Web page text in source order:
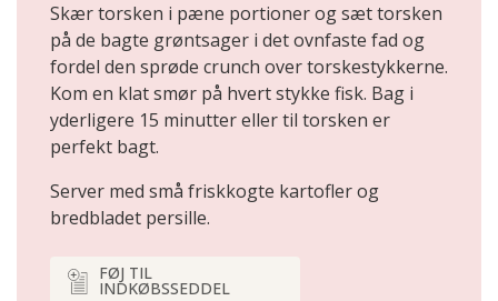
Skær torsken i pæne portioner og sæt torsken
på de bagte grøntsager i det ovnfaste fad og
fordel den sprøde crunch over torskestykkerne.
Kom en klat smør på hvert stykke fisk. Bag i
yderligere 15 minutter eller til torsken er
perfekt bagt.
Server med små friskkogte kartofler og
bredbladet persille.
FØJ TIL
INDKØBSSEDDEL